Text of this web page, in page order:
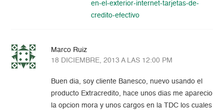
en-el-exterior-internet-tarjetas-de-
credito-efectivo
Marco Ruiz
18 DICIEMBRE, 2013 A LAS 12:00 PM
Buen dia, soy cliente Banesco, nuevo usando el
producto Extracredito, hace unos dias me aparecio
la opcion mora y unos cargos en la TDC los cuales